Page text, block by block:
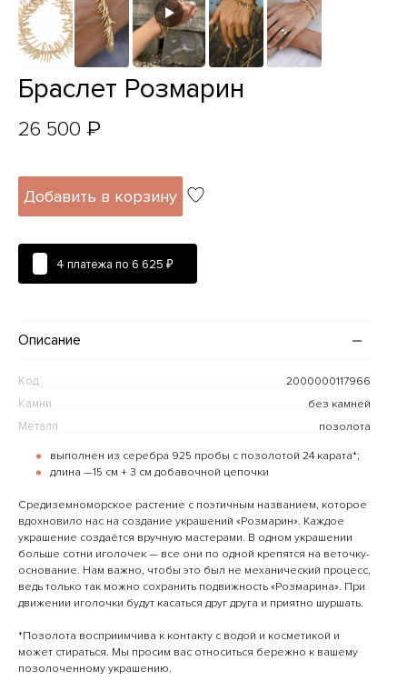
Браслет Розмарин
26 500 ₽
Добавить в корзину
4 платежа по 6 625 ₽
Описание
Код 2000000117966
Камни без камней
Металл позолота
выполнен из серебра 925 пробы с позолотой 24 карата*;
длина —15 см + 3 см добавочной цепочки
Средиземноморское растение с поэтичным названием, которое
вдохновило нас на создание украшений «Розмарин». Каждое
украшение создаётся вручную мастерами. В одном украшении
больше сотни иголочек — все они по одной крепятся на веточку-
основание. Нам важно, чтобы это был не механический процесс,
ведь только так можно сохранить подвижность «Розмарина». При
движении иголочки будут касаться друг друга и приятно шуршать.
*Позолота восприимчива к контакту с водой и косметикой и
может стираться. Мы просим вас относиться бережно к вашему
позолоченному украшению.